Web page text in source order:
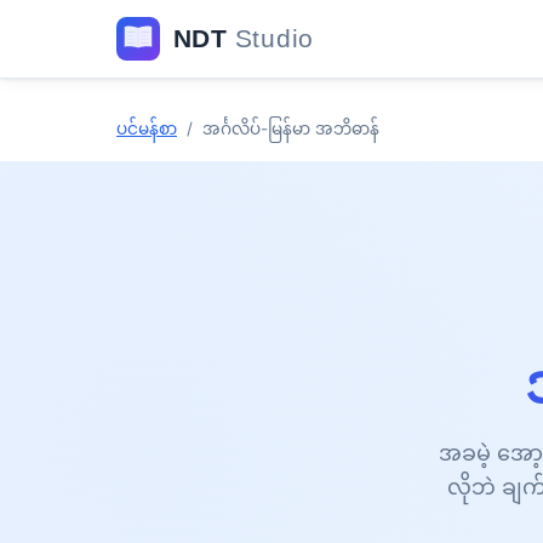
ပင်မန်စာ / အင်္ဂလိပ်-မြန်မာ အဘိဓာန်
အခမဲ့ အော့
လိုဘဲ ချက်ခ